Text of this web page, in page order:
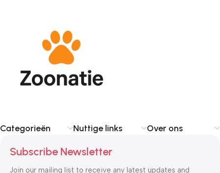
Categorieën Nuttige links Over ons
Subscribe Newsletter
Join our mailing list to receive any latest updates and